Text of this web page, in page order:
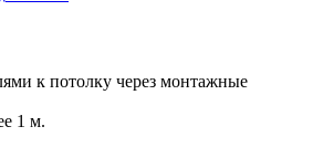
к потолку через монтажные
1 м.